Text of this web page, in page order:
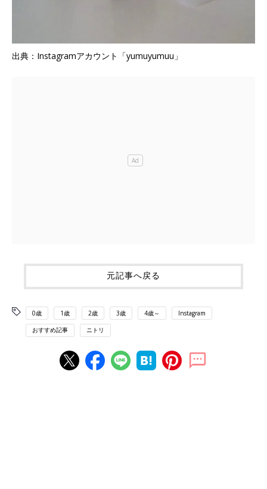
出典：Instagramアカウント「yumuyumuu」
元記事へ戻る
0歳 1歳 2歳 3歳 4歳～ Instagram
おすすめ記事 ニトリ